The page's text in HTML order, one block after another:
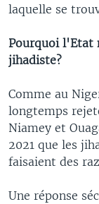
laquelle se
Pourquoi l'Etat
jihadiste?
Comme au
longtemps
Niamey et
2021 que les
faisaient des
Une réponse